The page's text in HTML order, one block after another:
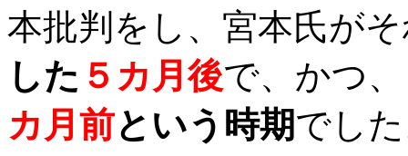
本批判をし、宮本氏が
した ５カ月後で、かつ、
カ月前という時期でし